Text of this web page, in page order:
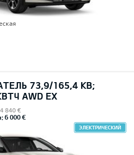
73,9/165,4 КВ;
AWD EX
840 €
6 000 €
ЭЛЕКТРИЧЕСКИЙ